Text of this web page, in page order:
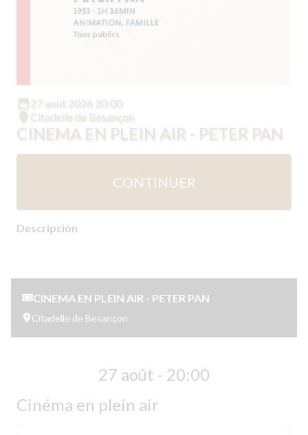
date_range27 août 2026 20:00
room Citadelle de Besançon
CINEMA EN PLEIN AIR - PETER PAN
CONTINUER
Descripción
CINEMA EN PLEIN AIR - PETER PAN
Citadelle de Besançon
27 août - 20:00
Cinéma en plein air